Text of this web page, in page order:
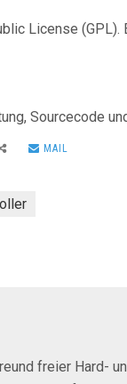
License
Sourcecode
MAIL
freier Hard-